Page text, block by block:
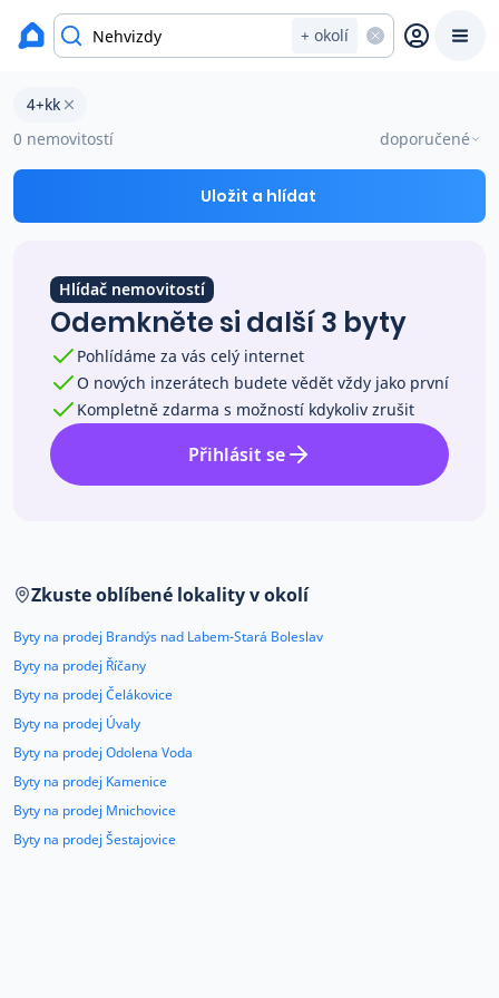
+ okolí
Prodat
Prodej s Reas.cz
Ceny prodaných nemovitostí
Okamžitý výkup
Přehled realitních makléřů
O nás
Kariéra
Kontakt
okres Praha-východ
Byty 4+kk na prodej Nehvizdy
4+kk
0 nemovitostí
doporučené
Uložit a hlídat
Hlídač nemovitostí
Odemkněte si další 3 byty
Pohlídáme za vás celý internet
O nových inzerátech budete vědět vždy jako první
Kompletně zdarma s možností kdykoliv zrušit
Přihlásit se
Zkuste oblíbené lokality v okolí
Byty na prodej Brandýs nad Labem-Stará Boleslav
Byty na prodej Říčany
Byty na prodej Čelákovice
Byty na prodej Úvaly
Byty na prodej Odolena Voda
Byty na prodej Kamenice
Byty na prodej Mnichovice
Byty na prodej Šestajovice